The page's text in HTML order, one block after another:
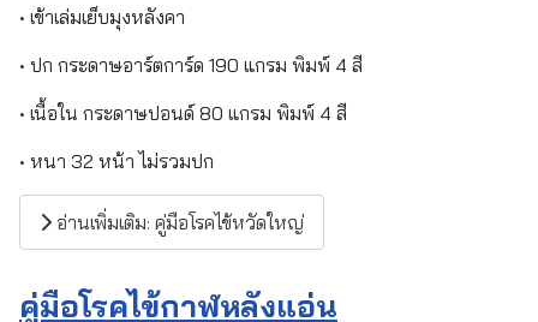
• เข้าเล่มเย็บมุงหลังคา
• ปก กระดาษอาร์ตการ์ด 190 แกรม พิมพ์ 4 สี
• เนื้อใน กระดาษปอนด์ 80 แกรม พิมพ์ 4 สี
• หนา 32 หน้า ไม่รวมปก
อ่านเพิ่มเติม: คู่มือโรคไข้หวัดใหญ่
คู่มือโรคไข้กาฬหลังแอ่น